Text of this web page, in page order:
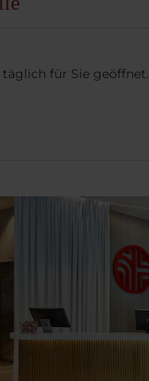
für Sie geöffnet.